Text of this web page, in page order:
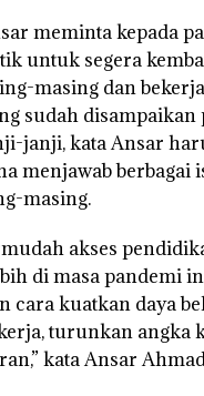
meminta kepada
untuk segera
masing dan
sudah disampaikan
janji, kata Ansar
menjawab berbagai
masing.
akses
di masa pandemi
cara kuatkan daya
turunkan angka
kata Ansar